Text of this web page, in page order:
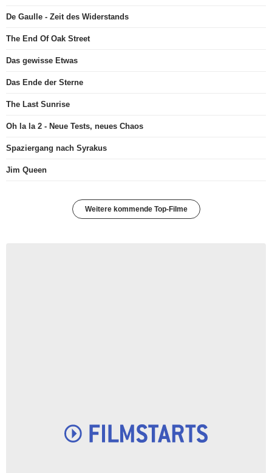
De Gaulle - Zeit des Widerstands
The End Of Oak Street
Das gewisse Etwas
Das Ende der Sterne
The Last Sunrise
Oh la la 2 - Neue Tests, neues Chaos
Spaziergang nach Syrakus
Jim Queen
Weitere kommende Top-Filme